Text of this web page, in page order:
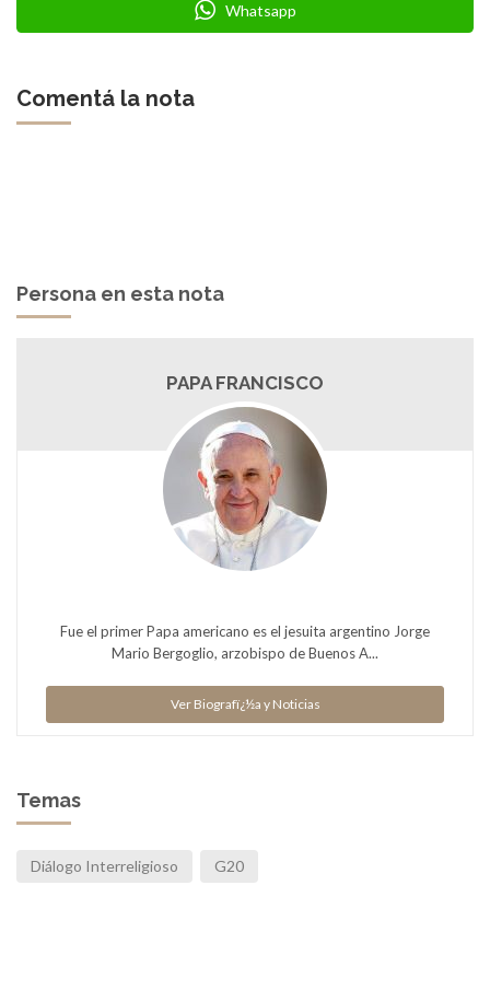
Whatsapp
Comentá la nota
Persona en esta nota
PAPA FRANCISCO
Fue el primer Papa americano es el jesuita argentino Jorge
Mario Bergoglio, arzobispo de Buenos A...
Ver Biografï¿½a y Noticias
Temas
Diálogo Interreligioso G20